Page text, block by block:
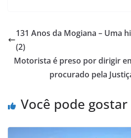
131 Anos da Mogiana – Uma
(2)
Motorista é preso por dirigir
procurado pela
Você pode